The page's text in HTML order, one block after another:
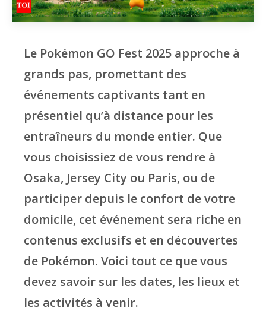
Le Pokémon GO Fest 2025 approche à
grands pas, promettant des
événements captivants tant en
présentiel qu’à distance pour les
entraîneurs du monde entier. Que
vous choisissiez de vous rendre à
Osaka, Jersey City ou Paris, ou de
participer depuis le confort de votre
domicile, cet événement sera riche en
contenus exclusifs et en découvertes
de Pokémon. Voici tout ce que vous
devez savoir sur les dates, les lieux et
les activités à venir.